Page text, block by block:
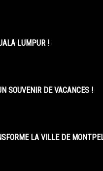
LUMPUR !
SOUVENIR DE VACANCES !
LA VILLE DE